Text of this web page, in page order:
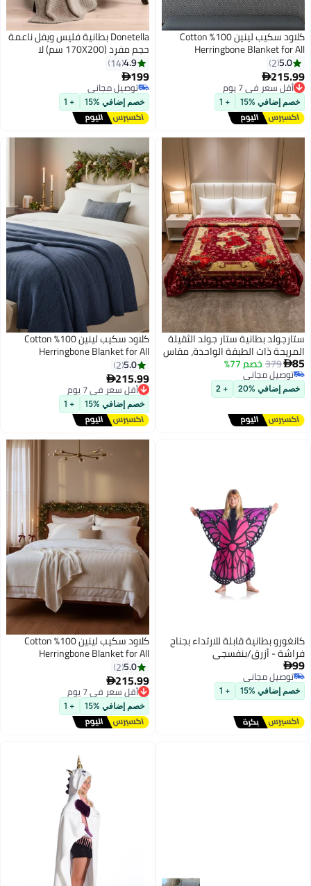
كلاود سكيب لينين 100% Cotton
Herringbone Blanket for All
Season, Soft and Breathable
Thermal Blanket,Light Grey
5.0
2
215.99
أقل سعر في 7 يوم
توصيل مجاني
أقل سعر في 7 يوم
خصم إضافي %15 + 1
Donetella بطانية فليس ويفل ناعمة
حجم مفرد (170X200 سم) لا
تتساقط، لا تتكتل، رمي فخم مريح
300 جرام لكل متر مربع بطانية
خفيفة الوزن للسرير، الأريكة،
الكرسي، الصوفا والتخييم، رمادي
فاتح
4.9
14
199
توصيل مجاني
توصيل مجاني
خصم إضافي %15 + 1
ستارجولد بطانية ستار جولد الثقيلة
المريحة ذات الطبقة الواحدة، مقاس
160×220 سم، مناسبة للسرير
المفرد، مصنوعة من الصوف
المحفور، SG-BL904
85
379 خصم 77%
توصيل مجاني
توصيل مجاني
خصم إضافي %20 + 2
كلاود سكيب لينين 100% Cotton
Herringbone Blanket for All
Season, Soft and Breathable
Thermal Blanket,Ensign Blue
5.0
2
215.99
أقل سعر في 7 يوم
توصيل مجاني
أقل سعر في 7 يوم
خصم إضافي %15 + 1
كانغورو بطانية قابلة للارتداء بجناح
فراشة - أزرق/بنفسجي
99
توصيل مجاني
توصيل مجاني
خصم إضافي %15 + 1
كلاود سكيب لينين 100% Cotton
Herringbone Blanket for All
Season, Soft and Breathable
Thermal Blanket, White
5.0
2
215.99
أقل سعر في 7 يوم
توصيل مجاني
أقل سعر في 7 يوم
خصم إضافي %15 + 1